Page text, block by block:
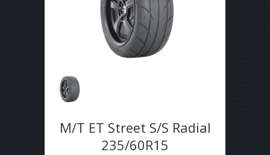
M/T ET Street S/S Radial
235/60R15